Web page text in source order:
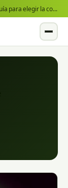
Qué Nintendo Switch comprar en 2026: guía para elegir la consola y los juegos que necesitas